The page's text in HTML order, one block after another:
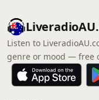
Listen to
genre or mood — free